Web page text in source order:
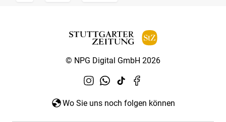
© NPG Digital GmbH 2026
Wo Sie uns noch folgen können